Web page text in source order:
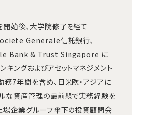
開始後、大学院修了を経て
Generale信託銀行、
Bank & Trust Singapore に
キングおよびアセットマネジメント
務7年間を含め、日米欧・アジアに
な資産管理の最前線で実務経験を
場企業グループ傘下の投資顧問会